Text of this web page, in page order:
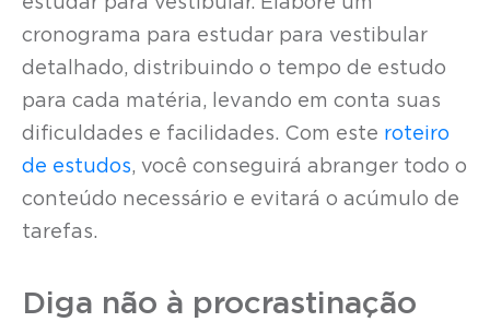
cronograma para estudar para vestibular
detalhado, distribuindo o tempo de estudo
para cada matéria, levando em conta suas
dificuldades e facilidades. Com este roteiro
de estudos, você conseguirá abranger todo o
conteúdo necessário e evitará o acúmulo de
tarefas.
Diga não à procrastinação